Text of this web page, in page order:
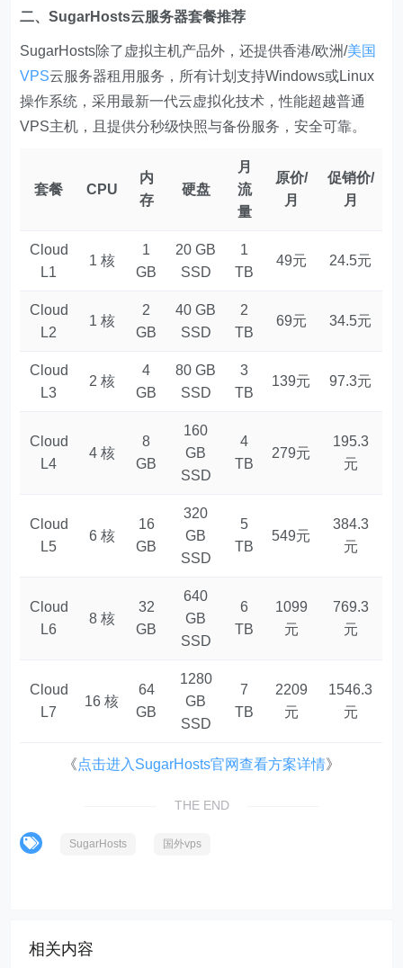
二、SugarHosts云服务器套餐推荐
SugarHosts除了虚拟主机产品外，还提供香港/欧洲/美国
VPS云服务器租用服务，所有计划支持Windows或Linux
操作系统，采用最新一代云虚拟化技术，性能超越普通
VPS主机，且提供分秒级快照与备份服务，安全可靠。
套餐 CPU
内
存
硬盘
月
流
量
原价/
月
促销价/
月
Cloud
L1
1 核
1
GB
20 GB
SSD
1
TB
49元 24.5元
Cloud
L2
1 核
2
GB
40 GB
SSD
2
TB
69元 34.5元
Cloud
L3
2 核
4
GB
80 GB
SSD
3
TB
139元 97.3元
Cloud
L4
4 核
8
GB
160
GB
SSD
4
TB
279元
195.3
元
Cloud
L5
6 核
16
GB
320
GB
SSD
5
TB
549元
384.3
元
Cloud
L6
8 核
32
GB
640
GB
SSD
6
TB
1099
元
769.3
元
Cloud
L7
16 核
64
GB
1280
GB
SSD
7
TB
2209
元
1546.3
元
《点击进入SugarHosts官网查看方案详情》
THE END
SugarHosts 国外vps
相关内容